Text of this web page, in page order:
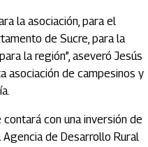
la asociación, para el
de Sucre, para la
la región”, aseveró Jesús
asociación de campesinos y
con una inversión de
de Desarrollo Rural